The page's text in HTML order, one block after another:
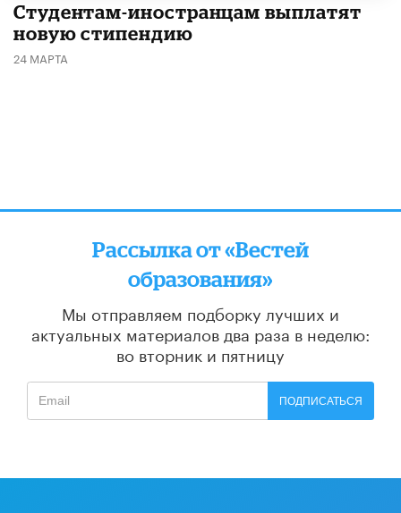
Студентам-иностранцам выплатят
новую стипендию
24 МАРТА
Рассылка от «Вестей
образования»
Мы отправляем подборку лучших и
актуальных материалов два раза в неделю:
во вторник и пятницу
ПОДПИСАТЬСЯ